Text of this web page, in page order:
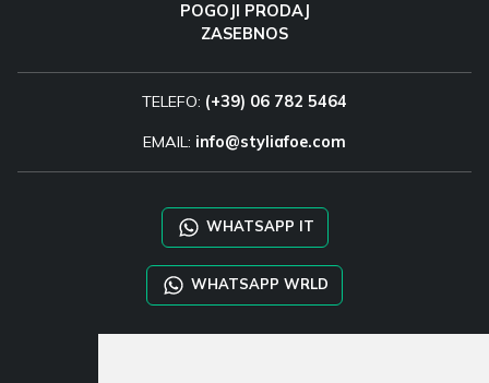
POGOJI PRODAJ
ZASEBNOS
TELEFO: (+39) 06 782 5464
EMAIL: info@styliafoe.com
WHATSAPP IT
WHATSAPP WRLD